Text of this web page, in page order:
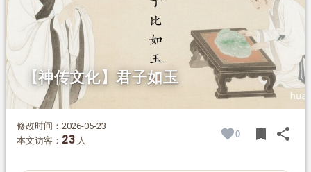
2.4.
当下对玉文化的曲解
【神传文化】君子如玉
修改时间：2026-05-23
本文访客： 23 人
0 bookmark share